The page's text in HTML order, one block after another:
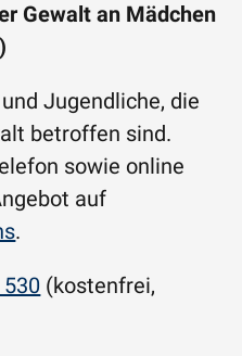
Gewalt an Mädchen
Jugendliche, die
betroffen sind.
sowie online
auf
.
(kostenfrei,